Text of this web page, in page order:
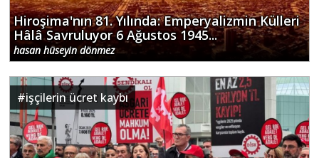
Hiroşima'nın 81. Yılında: Emperyalizmin Külleri
Hâlâ Savruluyor 6 Ağustos 1945...
hasan hüseyin dönmez
#işçilerin ücret kaybı